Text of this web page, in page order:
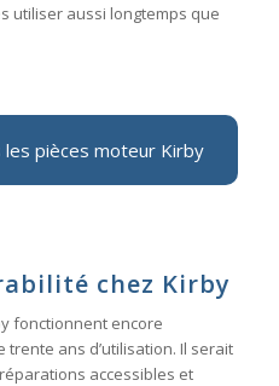
utiliser aussi longtemps que
pièces moteur Kirby
chez Kirby
fonctionnent encore
ans d’utilisation. Il serait
accessibles et